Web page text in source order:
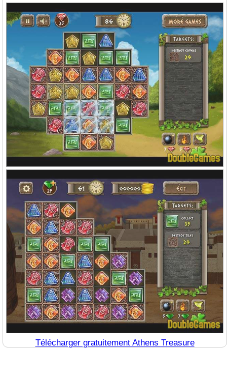
Télécharger gratuitement Athens Treasure